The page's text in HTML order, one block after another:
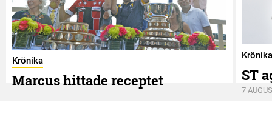
Krönika
Marcus hittade receptet
Krönika
ST
7